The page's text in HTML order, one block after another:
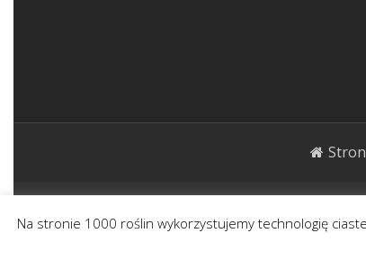
1000roślin.pl Strona ma charakter
Na stronie 1000 roślin wykorzystujemy technologię